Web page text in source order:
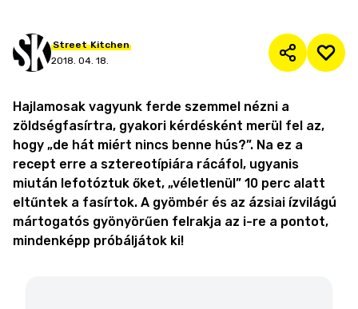
Street Kitchen
2018. 04. 18.
Hajlamosak vagyunk ferde szemmel nézni a
zöldségfasírtra, gyakori kérdésként merül fel az,
hogy „de hát miért nincs benne hús?”. Na ez a
recept erre a sztereotípiára rácáfol, ugyanis
miután lefotóztuk őket, „véletlenül” 10 perc alatt
eltűntek a fasírtok. A gyömbér és az ázsiai ízvilágú
mártogatós gyönyörűen felrakja az i-re a pontot,
mindenképp próbáljátok ki!